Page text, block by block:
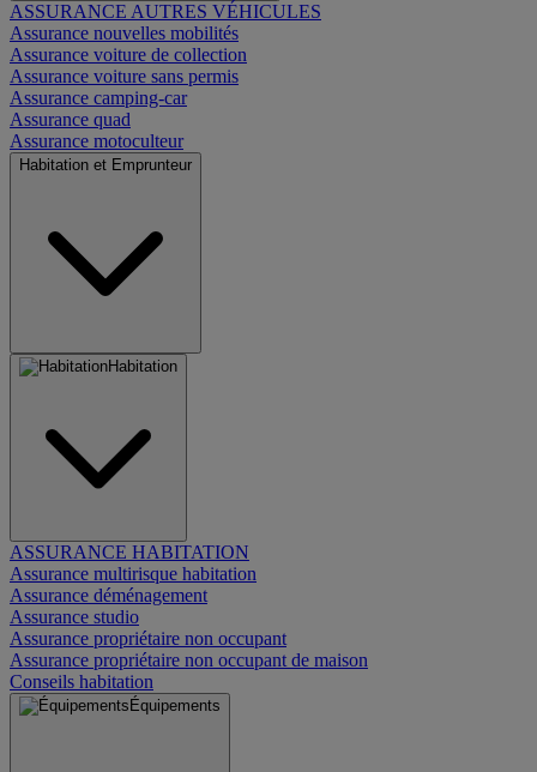
ASSURANCE AUTRES VÉHICULES
Assurance nouvelles mobilités
Assurance voiture de collection
Assurance voiture sans permis
Assurance camping-car
Assurance quad
Assurance motoculteur
Habitation et Emprunteur
Habitation
ASSURANCE HABITATION
Assurance multirisque habitation
Assurance déménagement
Assurance studio
Assurance propriétaire non occupant
Assurance propriétaire non occupant de maison
Conseils habitation
Équipements